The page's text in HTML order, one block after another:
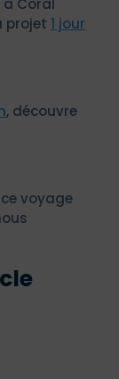
projet 1 jour
, découvre
voyage